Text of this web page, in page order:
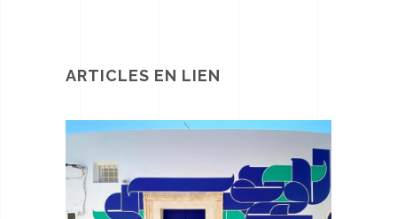
ARTICLES EN LIEN